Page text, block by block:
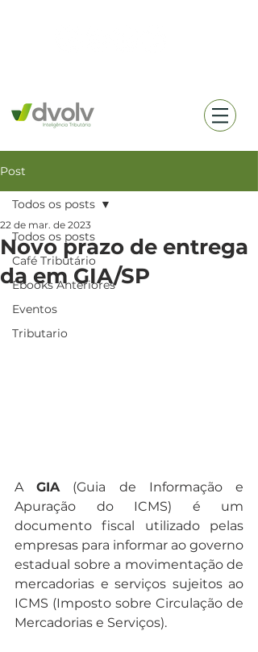
Post
Todos os posts
Café Tributário
Ebooks Anteriores
Eventos
Tributario
Todos os posts
Novo prazo de entrega
da em GIA/SP
22 de mar. de 2023
A GIA (Guia de Informação e
Apuração do ICMS) é um
documento fiscal utilizado pelas
empresas para informar ao governo
estadual sobre a movimentação de
mercadorias e serviços sujeitos ao
ICMS (Imposto sobre Circulação de
Mercadorias e Serviços).